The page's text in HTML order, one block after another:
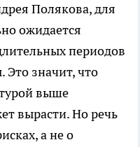
Полякова, для
ожидается
периодов
значит, что
выше
вырасти. Но речь
а не о